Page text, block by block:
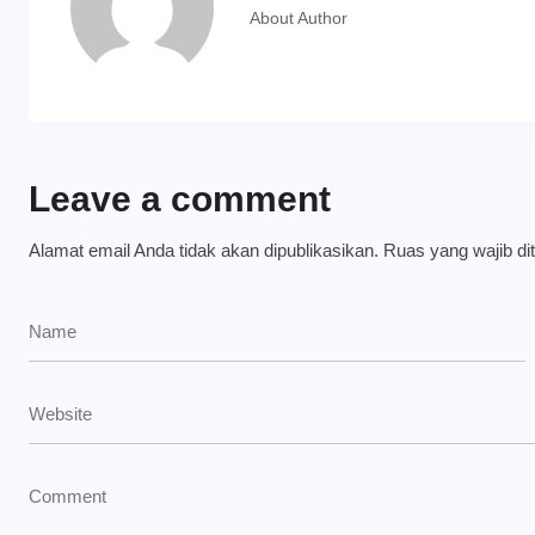
About Author
Leave a comment
Alamat email Anda tidak akan dipublikasikan. Ruas yang wajib